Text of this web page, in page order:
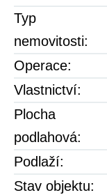
Typ
nemovitosti:
Operace:
Vlastnictví:
Plocha
podlahová:
Podlaží:
Stav objektu: